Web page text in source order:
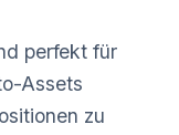
perfekt für
Assets
zu